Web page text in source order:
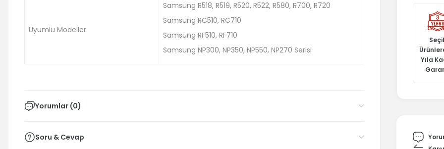
Uyumlu Modeller
Samsung R518, R519, R520, R522, R580, R700, R720
Samsung RC510, RC710
Samsung RF510, RF710
Samsung NP300, NP350, NP550, NP270 Serisi
Yorumlar (0)
Soru & Cevap
Yıla